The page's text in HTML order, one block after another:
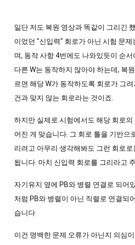
일단 저도 복원 영상과 똑같이 그리긴
이었던 "신입력" 회로가 아닌 시험 문
며, 동작 사항 4번에도 나와있듯이 순
다른 W는 동작하지 않아야 하는데, 복
르면 해당 W가 동작하도록 회로가 그
건과 맞지 않는 회로라는 것이죠.
하지만 실제로 시험에서도 해당 회로
어진 게 맞습니다. 그 회로 틀을 기반으
리려고 아무리 생각해봐도 그런 회로
됩니다. 마치 신입력 회로를 그리라고
자기유지 옆에 PB와 병렬 연결로 되어
처럼 PB와 병렬이 아닌 직렬로 연결되
습니다
이건 명백한 문제 오류가 아닌지 의심